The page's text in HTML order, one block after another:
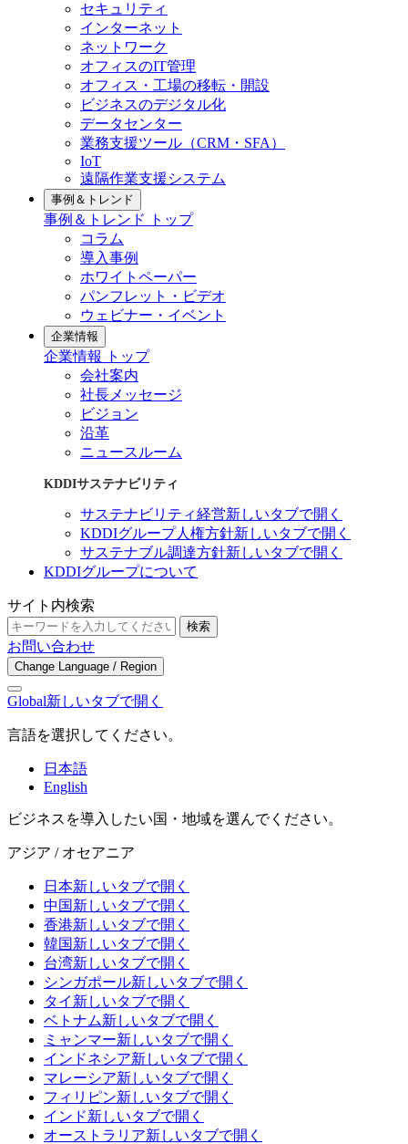
セキュリティ
インターネット
ネットワーク
オフィスのIT管理
オフィス・工場の移転・開設
ビジネスのデジタル化
データセンター
業務支援ツール（CRM・SFA）
IoT
遠隔作業支援システム
事例＆トレンド
事例＆トレンド トップ
コラム
導入事例
ホワイトペーパー
パンフレット・ビデオ
ウェビナー・イベント
企業情報
企業情報 トップ
会社案内
社長メッセージ
ビジョン
沿革
ニュースルーム
KDDIサステナビリティ
サステナビリティ経営新しいタブで開く
KDDIグループ人権方針新しいタブで開く
サステナブル調達方針新しいタブで開く
KDDIグループについて
サイト内検索
検索
お問い合わせ
Change Language / Region
Global新しいタブで開く
言語を選択してください。
日本語
English
ビジネスを導入したい国・地域を選んでください。
アジア / オセアニア
日本新しいタブで開く
中国新しいタブで開く
香港新しいタブで開く
韓国新しいタブで開く
台湾新しいタブで開く
シンガポール新しいタブで開く
タイ 新しいタブで開く
ベトナム新しいタブで開く
ミャンマー新しいタブで開く
インドネシア新しいタブで開く
マレーシア新しいタブで開く
フィリピン新しいタブで開く
インド新しいタブで開く
オーストラリア新しいタブで開く